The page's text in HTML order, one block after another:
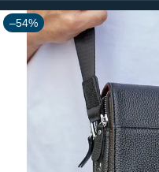
–54%